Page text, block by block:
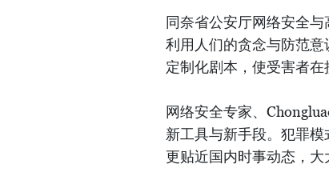
同奈省公安厅网络安全
利用人们的贪念与防范
定制化剧本，使受害者在
网络安全专家、
新工具与新手段。犯罪模
更贴近国内时事动态，